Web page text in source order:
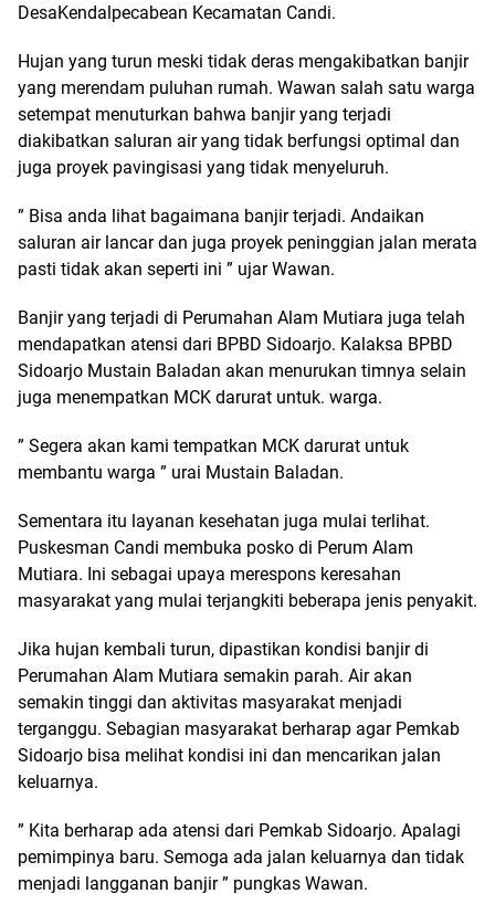
DesaKendalpecabean Kecamatan Candi.
Hujan yang turun meski tidak deras mengakibatkan banjir
yang merendam puluhan rumah. Wawan salah satu warga
setempat menuturkan bahwa banjir yang terjadi
diakibatkan saluran air yang tidak berfungsi optimal dan
juga proyek pavingisasi yang tidak menyeluruh.
” Bisa anda lihat bagaimana banjir terjadi. Andaikan
saluran air lancar dan juga proyek peninggian jalan merata
pasti tidak akan seperti ini ” ujar Wawan.
Banjir yang terjadi di Perumahan Alam Mutiara juga telah
mendapatkan atensi dari BPBD Sidoarjo. Kalaksa BPBD
Sidoarjo Mustain Baladan akan menurukan timnya selain
juga menempatkan MCK darurat untuk. warga.
” Segera akan kami tempatkan MCK darurat untuk
membantu warga ” urai Mustain Baladan.
Sementara itu layanan kesehatan juga mulai terlihat.
Puskesman Candi membuka posko di Perum Alam
Mutiara. Ini sebagai upaya merespons keresahan
masyarakat yang mulai terjangkiti beberapa jenis penyakit.
Jika hujan kembali turun, dipastikan kondisi banjir di
Perumahan Alam Mutiara semakin parah. Air akan
semakin tinggi dan aktivitas masyarakat menjadi
terganggu. Sebagian masyarakat berharap agar Pemkab
Sidoarjo bisa melihat kondisi ini dan mencarikan jalan
keluarnya.
” Kita berharap ada atensi dari Pemkab Sidoarjo. Apalagi
pemimpinya baru. Semoga ada jalan keluarnya dan tidak
menjadi langganan banjir ” pungkas Wawan.